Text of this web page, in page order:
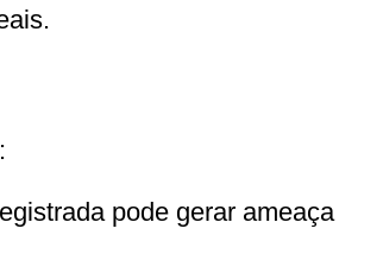
pode gerar ameaça